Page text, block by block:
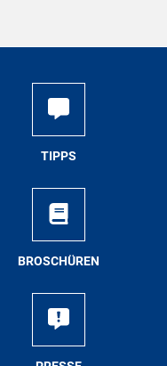
TIPPS
BRO­SCHÜ­REN